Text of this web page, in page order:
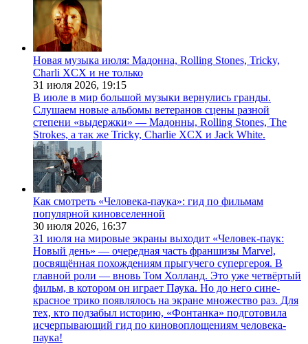
Новая музыка июля: Мадонна, Rolling Stones, Tricky,
Charli XCX и не только
31 июля 2026, 19:15
В июле в мир большой музыки вернулись гранды.
Слушаем новые альбомы ветеранов сцены разной
степени «выдержки» — Мадонны, Rolling Stones, The
Strokes, а так же Tricky, Charlie XCX и Jack White.
Как смотреть «Человека-паука»: гид по фильмам
популярной киновселенной
30 июля 2026, 16:37
31 июля на мировые экраны выходит «Человек-паук:
Новый день» — очередная часть франшизы Marvel,
посвящённая похождениям прыгучего супергероя. В
главной роли — вновь Том Холланд. Это уже четвёртый
фильм, в котором он играет Паука. Но до него сине-
красное трико появлялось на экране множество раз. Для
тех, кто подзабыл историю, «Фонтанка» подготовила
исчерпывающий гид по киновоплощениям человека-
паука!